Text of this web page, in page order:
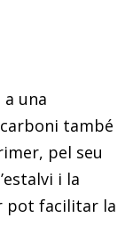
una
també
pel seu
i la
pot facilitar la